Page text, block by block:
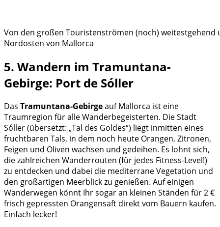
Von den großen Touristenströmen (noch) weitestgehend
Nordosten von Mallorca
5. Wandern im Tramuntana-
Gebirge: Port de Sóller
Das Tramuntana-Gebirgeauf Mallorca ist eine
Traumregion für alle Wanderbegeisterten. Die Stadt
Sóller (übersetzt: „Tal des Goldes“) liegt inmitten eines
fruchtbaren Tals, in dem noch heute Orangen, Zitronen,
Feigen und Oliven wachsen und gedeihen. Es lohnt sich,
die zahlreichen Wanderrouten (für jedes Fitness-Level!)
zu entdecken und dabei die mediterrane Vegetation und
den großartigen Meerblick zu genießen. Auf einigen
Wanderwegen könnt Ihr sogar an kleinen Ständen für 2 €
frisch gepressten Orangensaft direkt vom Bauern kaufen.
Einfach lecker!